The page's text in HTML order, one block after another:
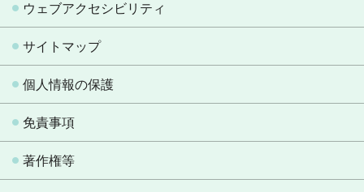
ウェブアクセシビリティ
サイトマップ
個人情報の保護
免責事項
著作権等